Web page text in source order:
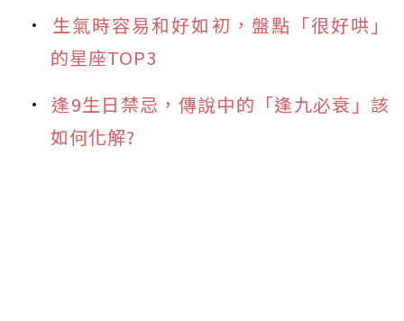
生氣時容易和好如初，盤點「很好哄」
的星座TOP3
逢9生日禁忌，傳說中的「逢九必衰」該
如何化解?